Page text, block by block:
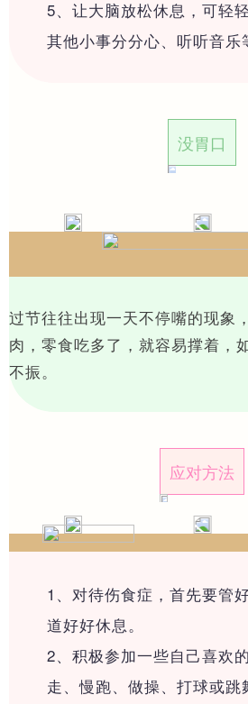
┗━精彩案例
5、让大脑放松休息，可轻
其他小事分分心、听听音乐
没胃口
过节往往出现一天不停嘴的现象
肉，零食吃多了，就容易撑着，
不振。
应对方法
1、对待伤食症，首先要管
道好好休息。
2、积极参加一些自己喜欢
走、慢跑、做操、打球或跳